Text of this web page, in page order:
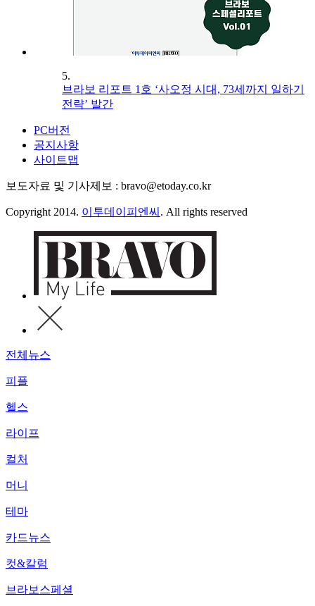
5.
브라보 리포트 1호 ‘사오정 시대, 73세까지 일하기
전략’ 발간
PC버전
공지사항
사이트맵
보도자료 및 기사제보 : bravo@etoday.co.kr
Copyright 2014. 이투데이피엔씨 . All rights reserved
전체뉴스
피플
헬스
라이프
컬처
머니
테마
카드뉴스
컷&칼럼
브라보스페셜